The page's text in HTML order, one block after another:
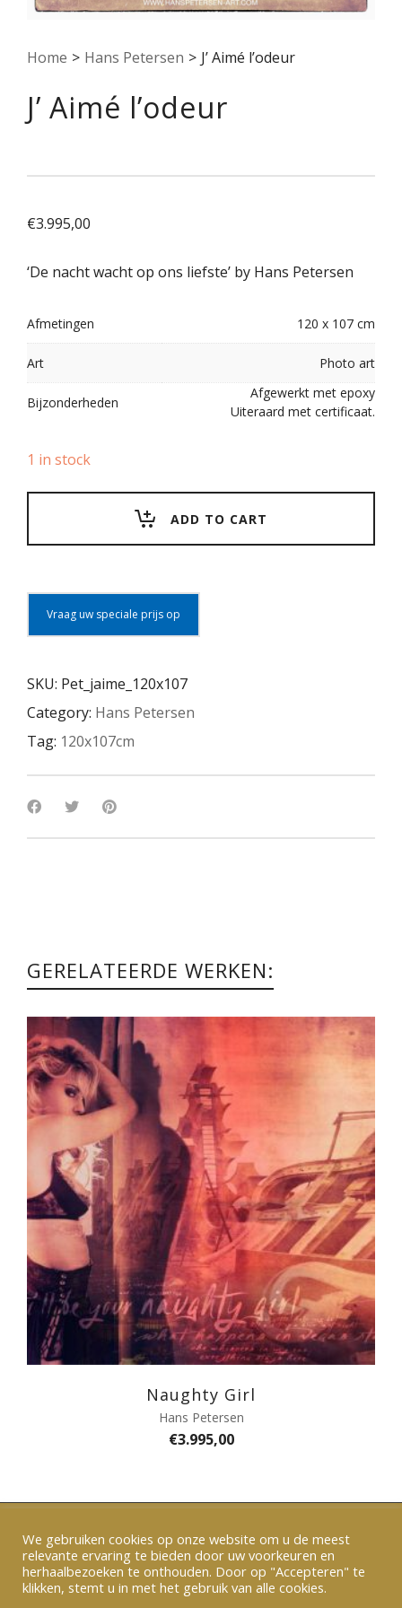
Home > Hans Petersen > J’ Aimé l’odeur
J’ Aimé l’odeur
€3.995,00
‘De nacht wacht op ons liefste’ by Hans Petersen
Afmetingen 120 x 107 cm
Art Photo art
Bijzonderheden
Afgewerkt met epoxy
Uiteraard met certificaat.
1 in stock
ADD TO CART
Vraag uw speciale prijs op
SKU: Pet_jaime_120x107
Category: Hans Petersen
Tag: 120x107cm
GERELATEERDE WERKEN:
Naughty Girl
Hans Petersen
€3.995,00
Verzenden en betalen|Algemene voorwaarden
|Privacy|Contact
We gebruiken cookies op onze website om u de meest
relevante ervaring te bieden door uw voorkeuren en
herhaalbezoeken te onthouden. Door op "Accepteren" te
klikken, stemt u in met het gebruik van alle cookies.